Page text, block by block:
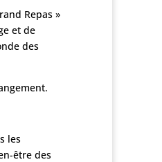
Repas »
et de
des
les
être des